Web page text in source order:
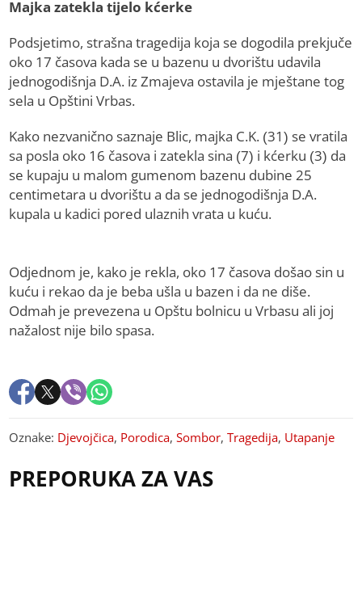
Majka zatekla tijelo kćerke
Podsjetimo, strašna tragedija koja se dogodila prekjuče
oko 17 časova kada se u bazenu u dvorištu udavila
jednogodišnja D.A. iz Zmajeva ostavila je mještane tog
sela u Opštini Vrbas.
Kako nezvanično saznaje Blic, majka C.K. (31) se vratila
sa posla oko 16 časova i zatekla sina (7) i kćerku (3) da
se kupaju u malom gumenom bazenu dubine 25
centimetara u dvorištu a da se jednogodišnja D.A.
kupala u kadici pored ulaznih vrata u kuću.
Odjednom je, kako je rekla, oko 17 časova došao sin u
kuću i rekao da je beba ušla u bazen i da ne diše.
Odmah je prevezena u Opštu bolnicu u Vrbasu ali joj
nažalost nije bilo spasa.
Oznake: Djevojčica, Porodica,Sombor,Tragedija, Utapanje
PREPORUKA ZA VAS